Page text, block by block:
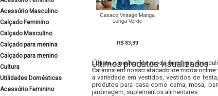
Acessório Masculino
Calçado Feminino
Calçado Masculino
Calçado para menina
Calçado para menino
Cultura
Utilidades Domésticas
Acessório Feminino
Casaco Vintage Manga
Longa Verde
R$ 83,99
Últimos produtos visualizados
Lojista o melhor da moda feminina,
Catarina em nosso atacado de moda
a variedade em vestidos, vestidos de
produtos para casa como cama, mesa,
jardinagem, suplementos alimentares.